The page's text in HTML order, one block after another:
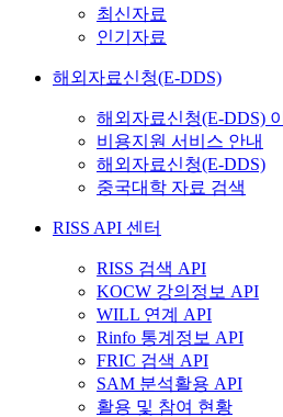
최신자료
인기자료
해외자료신청(E-DDS)
해외자료신청(E-DDS)
비용지원 서비스 안내
해외자료신청(E-DDS)
중국대학 자료 검색
RISS API 센터
RISS 검색 API
KOCW 강의정보 API
WILL 연계 API
Rinfo 통계정보 API
FRIC 검색 API
SAM 분석활용 API
활용 및 참여 현황